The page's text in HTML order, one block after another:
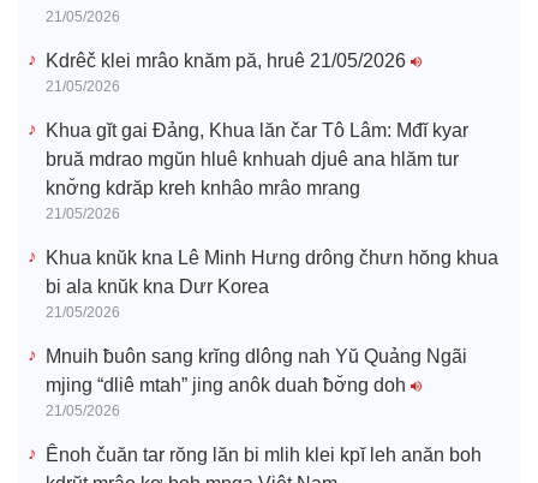
21/05/2026
Kdrêč klei mrâo knăm pă, hruê 21/05/2026
21/05/2026
Khua gĭt gai Đảng, Khua lăn čar Tô Lâm: Mđĭ kyar
bruă mdrao mgŭn hluê knhuah djuê ana hlăm tur
knơ̆ng kdrăp kreh knhâo mrâo mrang
21/05/2026
Khua knŭk kna Lê Minh Hưng drông čhưn hŏng khua
bi ala knŭk kna Dưr Korea
21/05/2026
Mnuih ƀuôn sang krĭng dlông nah Yŭ Quảng Ngãi
mjing “dliê mtah” jing anôk duah ƀơ̆ng doh
21/05/2026
Ênoh čuăn tar rŏng lăn bi mlih klei kpĭ leh anăn boh